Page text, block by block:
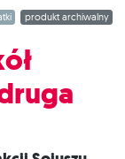
frachtowca.
aby
produkt archiwalny